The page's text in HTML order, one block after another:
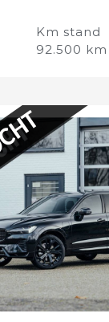
Km stand
92.500 km